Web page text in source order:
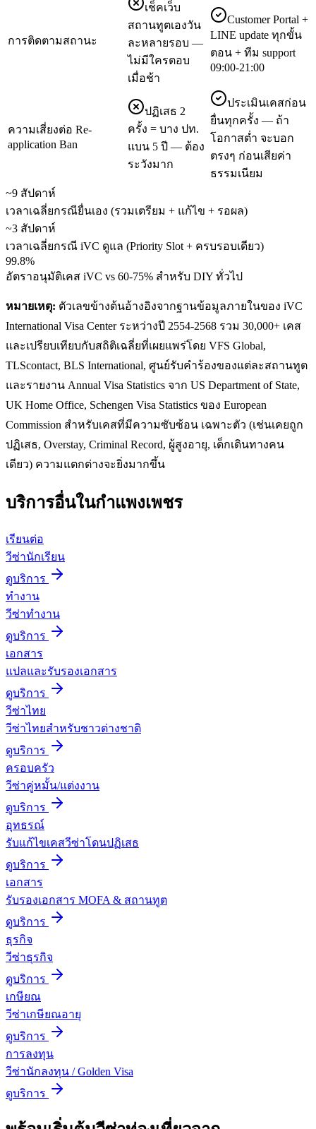
การติดตามสถานะ
เช็คเว็บ
สถานทูตเองวัน
ละหลายรอบ —
ไม่มีใครตอบ
เมื่อช้า
Customer Portal +
LINE update ทุกขั้น
ตอน + ทีม support
09:00-21:00
ความเสี่ยงต่อ Re-
application Ban
ปฏิเสธ 2
ครั้ง = บาง ปท.
แบน 5 ปี — ต้อง
ระวังมาก
ประเมินเคสก่อน
ยื่นทุกครั้ง — ถ้า
โอกาสต่ำ จะบอก
ตรงๆ ก่อนเสียค่า
ธรรมเนียม
~9 สัปดาห์
เวลาเฉลี่ยกรณียื่นเอง (รวมเตรียม + แก้ไข + รอผล)
~3 สัปดาห์
เวลาเฉลี่ยกรณี iVC ดูแล (Priority Slot + ครบรอบเดียว)
99.8%
อัตราอนุมัติเคส iVC vs 60-75% สำหรับ DIY ทั่วไป
หมายเหตุ: ตัวเลขข้างต้นอ้างอิงจากฐานข้อมูลภายในของ iVC
International Visa Center ระหว่างปี 2554-2568 รวม 30,000+ เคส
และเปรียบเทียบกับสถิติเฉลี่ยที่เผยแพร่โดย VFS Global,
TLScontact, BLS International, ศูนย์รับคำร้องของแต่ละสถานทูต
และรายงาน Annual Visa Statistics จาก US Department of State,
UK Home Office, Schengen Visa Statistics ของ European
Commission สำหรับเคสที่มีความซับซ้อน เฉพาะตัว (เช่นเคยถูก
ปฏิเสธ, Overstay, Criminal Record, ผู้สูงอายุ, เด็กเดินทางคน
เดียว) ความแตกต่างจะยิ่งมากขึ้น
บริการอื่นในกำแพงเพชร
เรียนต่อ
วีซ่านักเรียน
ดูบริการ
ทำงาน
วีซ่าทำงาน
ดูบริการ
เอกสาร
แปลและรับรองเอกสาร
ดูบริการ
วีซ่าไทย
วีซ่าไทยสำหรับชาวต่างชาติ
ดูบริการ
ครอบครัว
วีซ่าคู่หมั้น/แต่งงาน
ดูบริการ
อุทธรณ์
รับแก้ไขเคสวีซ่าโดนปฏิเสธ
ดูบริการ
เอกสาร
รับรองเอกสาร MOFA & สถานทูต
ดูบริการ
ธุรกิจ
วีซ่าธุรกิจ
ดูบริการ
เกษียณ
วีซ่าเกษียณอายุ
ดูบริการ
การลงทุน
วีซ่านักลงทุน / Golden Visa
ดูบริการ